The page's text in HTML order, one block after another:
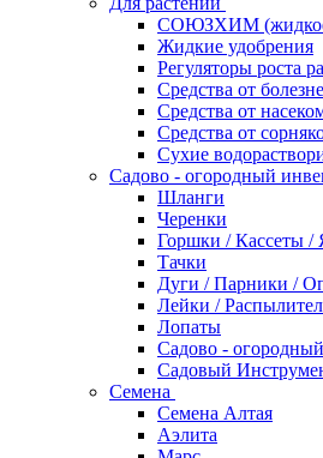
СОЮЗХИМ (жидкое
Жидкие удобрения
Регуляторы роста
Средства от
Средства от
Средства от
Сухие
Садово - огородный
Шланги
Черенки
Горшки /
Тачки
Дуги / Парники /
Лейки /
Лопаты
Садово -
Садовый
Семена
Семена Алтая
Аэлита